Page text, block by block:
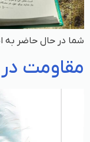
شما در حال حاضر به
مقاومت